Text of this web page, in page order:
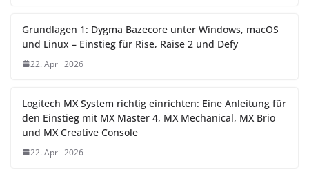
Grundlagen 1: Dygma Bazecore unter Windows, macOS
und Linux – Einstieg für Rise, Raise 2 und Defy
22. April 2026
Logitech MX System richtig einrichten: Eine Anleitung für
den Einstieg mit MX Master 4, MX Mechanical, MX Brio
und MX Creative Console
22. April 2026